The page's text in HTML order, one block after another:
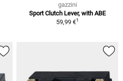
gazzini
Sport Clutch Lever, with ABE
59,99 €1